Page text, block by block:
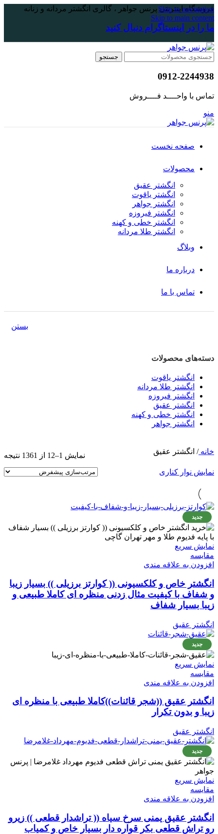
Skip to navigation
Skip to main content
فروشگاه اینترنتی پرنس جواهر ، گالری انگشتر مردانه و زنانه
ما را در اینستاگرام دنبال کنید
جستجو
0912-2244938
تماس با واحــــد فــــروش
منو
صفحه نخست
محصولات
انگشتر عقیق
انگشتر یاقوت
انگشتر جواهر
انگشتر فیروزه
انگشتر خطی و کهنه
انگشتر طلا مردانه
وبلاگ
درباره ما
تماس با ما
بستن
دسته‌های محصولات
انگشتر یاقوت
انگشتر طلا مردانه
انگشتر فیروزه
انگشتر عقیق
انگشتر خطی و کهنه
انگشتر جواهر
خانه/ انگشتر عقیق
نمایش 1–12 از 1361 نتیجه
نمایش نوار کناری
جدید
نمایش سریع
مقايسه
افزودن به علاقه مندی
انگشتر خاص و کلکسیونی (( کوارتز برزیلی )) بسیار زیبا
و شفاف با کیفیت مثال زدنی منظره ای کاملا طبیعی و
زیبا بسیار شفاف
انگشتر عقیق
جدید
نمایش سریع
مقايسه
افزودن به علاقه مندی
انگشتر عقیق ((شجر قائنات))کاملا طبیعی با منظره ای
زیبا و بدون تکرار
انگشتر عقیق
جدید
نمایش سریع
مقايسه
افزودن به علاقه مندی
انگشتر عقیق یمنی سرخ سیاه (( تراشدار قطعی )) زیرو
رو تراش قطعی بکر قواره دار بسیار خاص و کمیاب